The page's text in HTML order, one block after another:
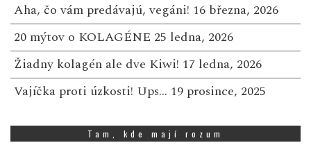
Aha, čo vám predávajú, vegáni! 16 března, 2026
20 mýtov o KOLAGÉNE 25 ledna, 2026
Žiadny kolagén ale dve Kiwi! 17 ledna, 2026
Vajíčka proti úzkosti! Ups… 19 prosince, 2025
Tam, kde mají rozum